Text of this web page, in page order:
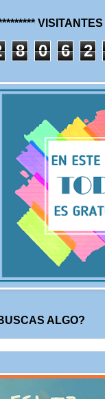
VISITANTES
8 0 6 2
ALGO?